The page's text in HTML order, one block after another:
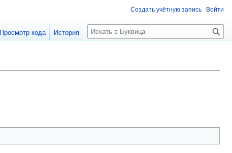
Создать учётную запись Войти
Просмотр кода История
П
о
к